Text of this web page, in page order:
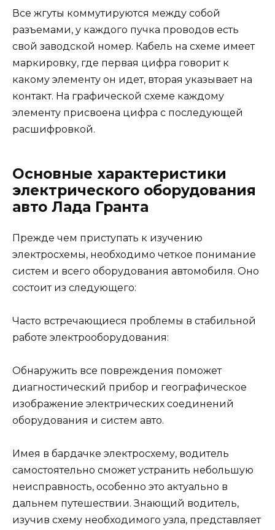
Все жгуты коммутируются между собой
разъемами, у каждого пучка проводов есть
свой заводской номер. Кабель на схеме имеет
маркировку, где первая цифра говорит к
какому элементу он идет, вторая указывает на
контакт. На графической схеме каждому
элементу присвоена цифра с последующей
расшифровкой.
Основные характеристики
электрического оборудования
авто Лада Гранта
Прежде чем приступать к изучению
электросхемы, необходимо четкое понимание
систем и всего оборудования автомобиля. Оно
состоит из следующего:
Часто встречающиеся проблемы в стабильной
работе электрооборудования:
Обнаружить все повреждения поможет
диагностический прибор и географическое
изображение электрических соединений
оборудования и систем авто.
Имея в бардачке электросхему, водитель
самостоятельно сможет устранить небольшую
неисправность, особенно это актуально в
дальнем путешествии. Знающий водитель,
изучив схему необходимого узла, представляет